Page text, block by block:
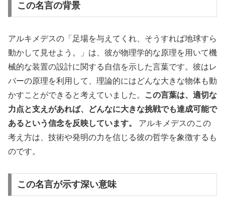
この名言の背景
アルキメデスの「足場を与えてくれ、そうすれば地球すら
動かして見せよう。」は、彼が物理学的な原理を用いて機
械的な装置の設計に関する自信を示した言葉です。彼はレ
バーの原理を利用して、理論的にはどんな大きな物体も動
かすことができると考えていました。
この言葉は、適切な
力点と支えがあれば、どんなに大きな挑戦でも達成可能で
あるという信念を反映しています。
アルキメデスのこの
考え方は、技術や発明の力を信じる彼の哲学を象徴するも
のです。
この名言が示す深い意味